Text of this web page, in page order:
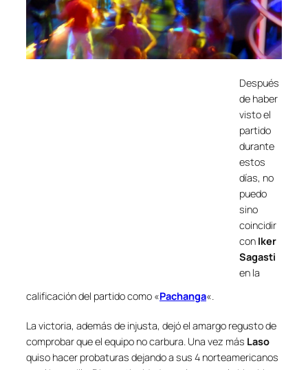
Después
de haber
visto el
partido
durante
estos
días, no
puedo
sino
coincidir
con Iker
Sagasti
en la
calificación del partido como «Pachanga«.
La victoria, además de injusta, dejó el amargo regusto de
comprobar que el equipo no carbura. Una vez más Laso
quiso hacer probaturas dejando a sus 4 norteamericanos